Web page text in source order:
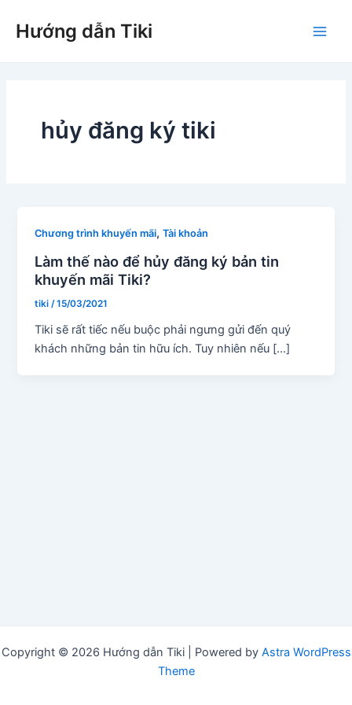
Hướng dẫn Tiki
hủy đăng ký tiki
Chương trình khuyến mãi,Tài khoản
Làm thế nào để hủy đăng ký bản tin
khuyến mãi Tiki?
tiki/15/03/2021
Tiki sẽ rất tiếc nếu buộc phải ngưng gửi đến quý
khách những bản tin hữu ích. Tuy nhiên nếu […]
Copyright © 2026 Hướng dẫn Tiki | Powered by Astra WordPress
Theme